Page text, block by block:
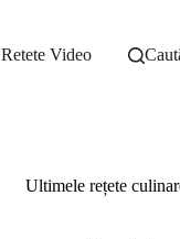
Retete Video
Ultimele rețete